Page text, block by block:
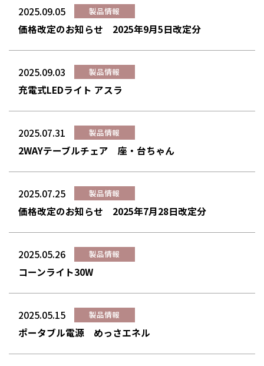
2025.09.05 製品情報
価格改定のお知らせ 2025年9月5日改定分
2025.09.03 製品情報
充電式LEDライト アスラ
2025.07.31 製品情報
2WAYテーブルチェア 座・台ちゃん
2025.07.25 製品情報
価格改定のお知らせ 2025年7月28日改定分
2025.05.26 製品情報
コーンライト30W
2025.05.15 製品情報
ポータブル電源 めっさエネル